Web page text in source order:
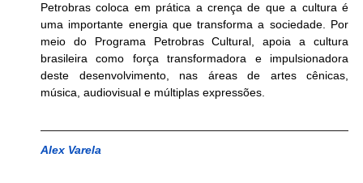
Petrobras coloca em prática a crença de que a cultura é
uma importante energia que transforma a sociedade. Por
meio do Programa Petrobras Cultural, apoia a cultura
brasileira como força transformadora e impulsionadora
deste desenvolvimento, nas áreas de artes cênicas,
música, audiovisual e múltiplas expressões.
Alex Varela